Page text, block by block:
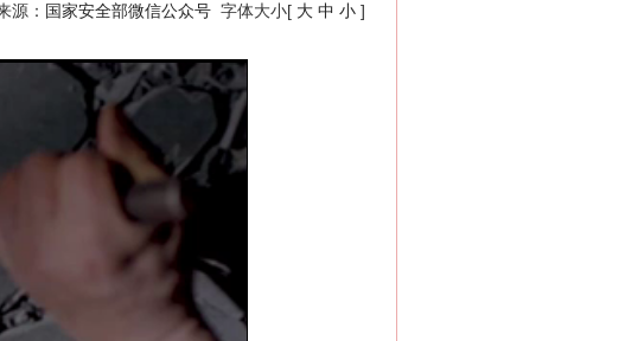
源： 国家安全部微信公众号 字体大小[ 大 中 小 ]